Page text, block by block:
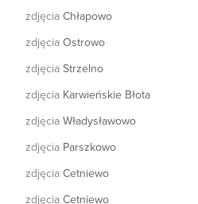
zdjęcia Chłapowo
zdjęcia Ostrowo
zdjęcia Strzelno
zdjęcia Karwieńskie Błota
zdjęcia Władysławowo
zdjęcia Parszkowo
zdjęcia Cetniewo
zdjęcia Cetniewo